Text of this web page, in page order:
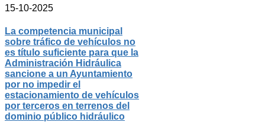
15-10-2025
La competencia municipal
sobre tráfico de vehículos no
es título suficiente para que la
Administración Hidráulica
sancione a un Ayuntamiento
por no impedir el
estacionamiento de vehículos
por terceros en terrenos del
dominio público hidráulico